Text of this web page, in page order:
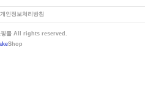
개인정보처리방침
몰 All rights reserved.
Shop